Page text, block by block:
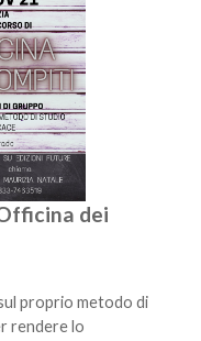
dei
proprio metodo di
rendere lo